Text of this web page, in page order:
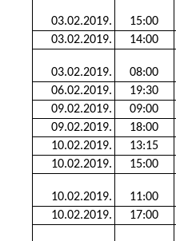
03.02.2019. 15:00
03.02.2019.
14:00
03.02.2019. 08:00
06.02.2019.
19:30
09.02.2019.
09:00
09.02.2019.
18:00
10.02.2019.
13:15
10.02.2019.
15:00
10.02.2019. 11:00
10.02.2019.
17:00